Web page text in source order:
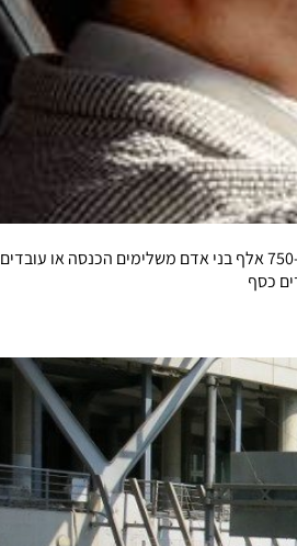
בעוד שבישראל הרגולטור מונע בשלב זה כל אפשרות לנהגים לא מקצועיים להשלים הכנסה בשירותי הסעות דרך Uber, בארצות הברית יותר מ-750 אלף בני אדם משלימים הכנסה או עובדים